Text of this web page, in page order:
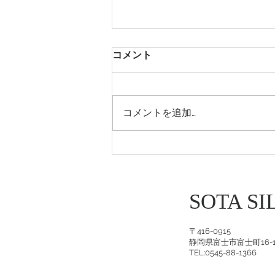
西宮阪急1階催事
コメント
コメントを追加…
SOTA
〒416-0915
静岡県富士市富士町16-
​TEL:0545-88-1366